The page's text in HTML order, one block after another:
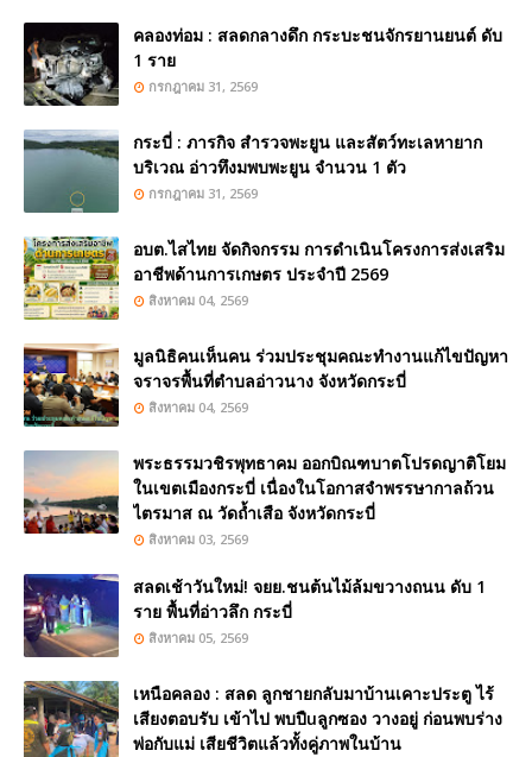
คลองท่อม : สลดกลางดึก กระบะชนจักรยานยนต์ ดับ
1 ราย
กรกฎาคม 31, 2569
กระบี่ : ภารกิจ สำรวจพะยูน และสัตว์ทะเลหายาก
บริเวณ อ่าวทึงมพบพะยูน จำนวน 1 ตัว
กรกฎาคม 31, 2569
อบต.ไสไทย จัดกิจกรรม การดำเนินโครงการส่งเสริม
อาชีพด้านการเกษตร ประจำปี 2569
สิงหาคม 04, 2569
มูลนิธิคนเห็นคน ร่วมประชุมคณะทำงานแก้ไขปัญหา
จราจรพื้นที่ตำบลอ่าวนาง จังหวัดกระบี่
สิงหาคม 04, 2569
พระธรรมวชิรพุทธาคม ออกบิณฑบาตโปรดญาติโยม
ในเขตเมืองกระบี่ เนื่องในโอกาสจำพรรษากาลถ้วน
ไตรมาส ณ วัดถ้ำเสือ จังหวัดกระบี่
สิงหาคม 03, 2569
สลดเช้าวันใหม่! จยย.ชนต้นไม้ล้มขวางถนน ดับ 1
ราย พื้นที่อ่าวลึก กระบี่
สิงหาคม 05, 2569
เหนือคลอง : สลด ลูกชายกลับมาบ้านเคาะประตู ไร้
เสียงตอบรับ เข้าไป พบปืuลูกซอง วางอยู่ ก่อนพบร่าง
พ่อกับแม่ เสียชีวิตแล้วทั้งคู่ภาพในบ้าน